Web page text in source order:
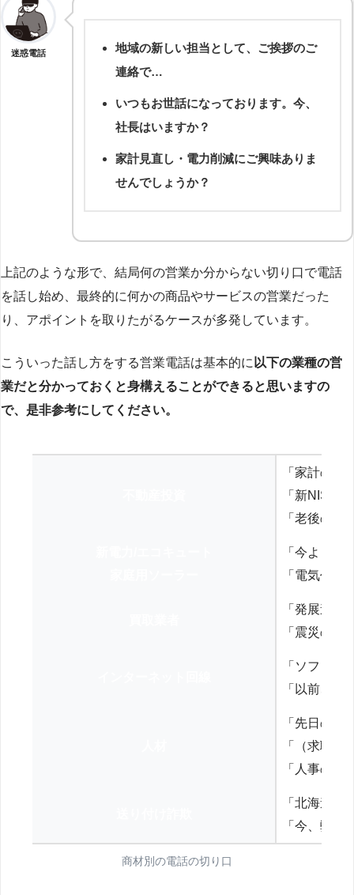
迷惑電話
地域の新しい担当として、ご挨拶のご
連絡で…
いつもお世話になっております。今、
社長はいますか？
家計見直し・電力削減にご興味ありま
せんでしょうか？
上記のような形で、結局何の営業か分からない切り口で電話
を話し始め、最終的に何かの商品やサービスの営業だった
り、アポイントを取りたがるケースが多発しています。
こういった話し方をする営業電話は基本的に 以下の業種の営
業だと分かっておくと身構えることができると思いますの
で、是非参考にしてください。
「家計の見
「新NISA
「老後の
「今より
「電気代を
「発展途
「震災の
「ソフト
「以前、
「先日の
「（求職
「人事の方
「北海道
「今、弊
商材別の電話の切り口